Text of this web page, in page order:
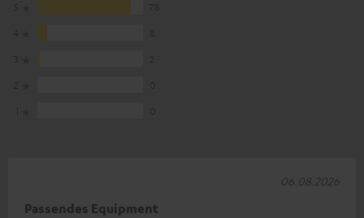
Passendes Equipment
06.08.2026